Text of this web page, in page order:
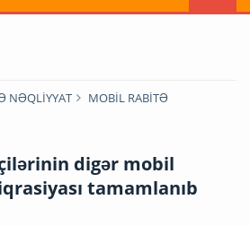
NƏQLİYYAT MOBİL RABİTƏ
digər mobil
tamamlanıb